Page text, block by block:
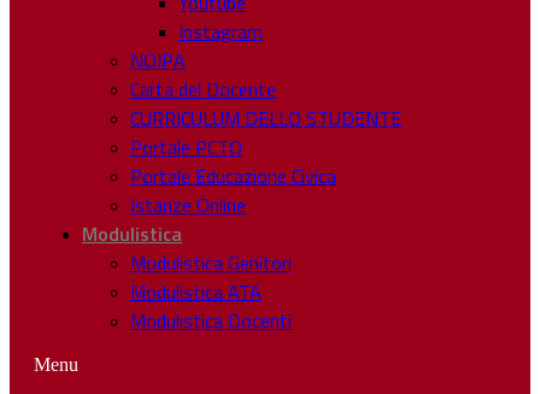
Instagram
NOIPA
Carta del Docente
CURRICULUM DELLO STUDENTE
Portale PCTO
Portale Educazione Civica
Istanze Online
Modulistica
Modulistica Genitori
Modulistica ATA
Modulistica Docenti
Menu